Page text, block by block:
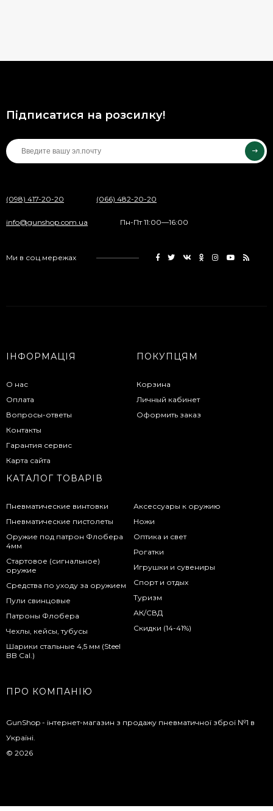
Підписатися на розсилку!
(098) 417-20-20 (066) 482-20-20
info@gunshop.com.ua Пн-Пт 11:00—16:00
Ми в соц.мережах
ІНФОРМАЦІЯ
О нас
Оплата
Вопросы-ответы
Контакты
Гарантия сервис
Карта сайта
ПОКУПЦЯМ
Корзина
Личный кабинет
Оформить заказ
КАТАЛОГ ТОВАРІВ
Пневматические винтовки
Пневматические пистолеты
Оружие под патрон Флобера
4мм
Стартовое (сигнальное)
оружие
Средства по уходу за оружием
Пули свинцовые
Патроны Флобера
Чехлы, кейсы, тубусы
Шарики стальные 4,5 мм (Steel
BB Cal.)
Аксессуары к оружию
Ножи
Оптика и свет
Рогатки
Игрушки и сувениры
Спорт и отдых
Туризм
АК/СВД
Скидки (14-41%)
ПРО КОМПАНІЮ
GunShop - інтернет-магазин з продажу пневматичної зброї №1 в
Україні.
© 2026